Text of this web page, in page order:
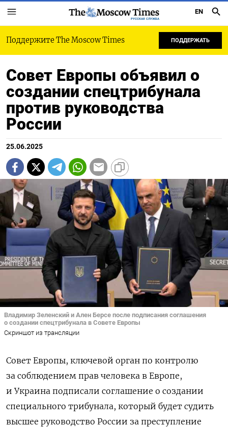
РУССКАЯ СЛУЖБА
EN
Поддержите The Moscow Times ПОДДЕРЖАТЬ
Совет Европы объявил о
создании спецтрибунала
против руководства
России
25.06.2025
Владимир Зеленский и Ален Берсе после подписания соглашения
о создании спецтрибунала в Совете Европы
Скриншот из трансляции
Совет Европы, ключевой орган по контролю
за соблюдением прав человека в Европе,
и Украина подписали соглашение о создании
специального трибунала, который будет судить
высшее руководство России за преступление